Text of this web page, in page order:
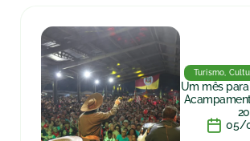
Turismo,
Um mês
05/